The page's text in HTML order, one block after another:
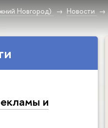
Новгород) Новости
и